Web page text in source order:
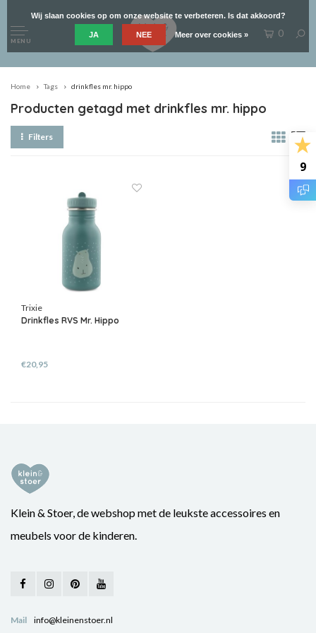
9
MENU
0
Home Tags drinkfles mr. hippo
Producten getagd met drinkfles mr. hippo
Filters
Trixie
Drinkfles RVS Mr. Hippo
€20,95
Klein & Stoer, de webshop met de leukste accessoires en
meubels voor de kinderen.
Mail info@kleinenstoer.nl
Wij slaan cookies op om onze website te verbeteren. Is dat akkoord?
JA NEE Meer over cookies »